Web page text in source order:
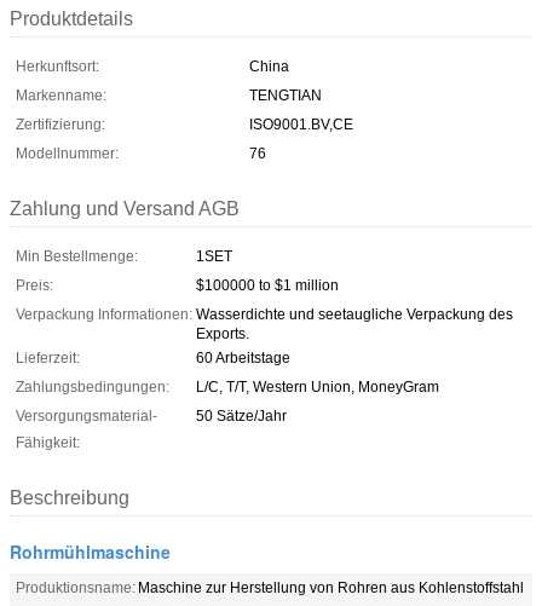
Produktdetails
Herkunftsort:
China
Markenname:
TENGTIAN
Zertifizierung:
ISO9001.BV,CE
Modellnummer:
76
Zahlung und Versand AGB
Min Bestellmenge:
1SET
Preis:
$100000 to $1 million
Verpackung Informationen: Wasserdichte und seetaugliche Verpackung des
Exports.
Lieferzeit:
60 Arbeitstage
Zahlungsbedingungen:
L/C, T/T, Western Union, MoneyGram
Versorgungsmaterial-
Fähigkeit:
50 Sätze/Jahr
Beschreibung
Rohrmühlmaschine
Produktionsname: Maschine zur Herstellung von Rohren aus Kohlenstoffstahl